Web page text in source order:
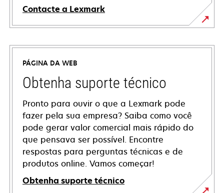
Contacte a Lexmark
PÁGINA DA WEB
Obtenha suporte técnico
Pronto para ouvir o que a Lexmark pode
fazer pela sua empresa? Saiba como você
pode gerar valor comercial mais rápido do
que pensava ser possível. Encontre
respostas para perguntas técnicas e de
produtos online. Vamos começar!
Obtenha suporte técnico